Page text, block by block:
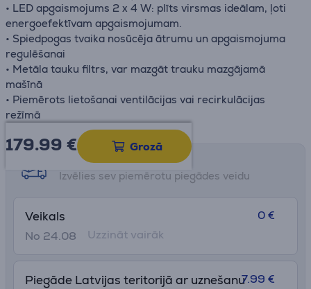
• LED apgaismojums 2 x 4 W: plīts virsmas ideālam, ļoti
energoefektīvam apgaismojumam.
• Spiedpogas tvaika nosūcēja ātrumu un apgaismojuma
regulēšanai
• Metāla tauku filtrs, var mazgāt trauku mazgājamā
mašīnā
• Piemērots lietošanai ventilācijas vai recirkulācijas
režīmā
179.99 € Grozā
Saņemšanas iespējas
Izvēlies sev piemērotu piegādes veidu
Veikals
No 24.08
0 €
Uzzināt vairāk
Piegāde Latvijas teritorijā ar uznešanu7.99 €